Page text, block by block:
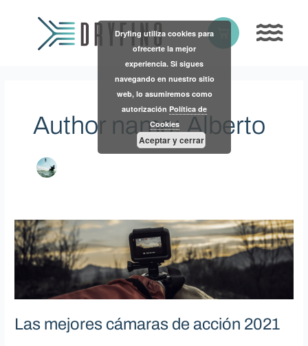
Basket
Author name: Alberto
Las mejores cámaras de acción 2021
Las
mejores
cámaras
2021
Dryfing utiliza cookies para
ofrecerte la mejor
experiencia. Si sigues
navegando en nuestro sitio
web, lo asumiremos como
autorización Política de
Cookies
Aceptar y cerrar